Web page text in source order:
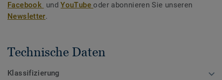
Facebook undYouTubeoder abonnieren Sie unseren
Newsletter.
Technische Daten
Klassifizierung